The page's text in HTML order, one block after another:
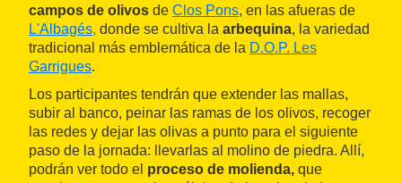
campos de olivos de Clos Pons, en las afueras de
L'Albagés, donde se cultiva la arbequina, la variedad
tradicional más emblemática de la D.O.P. Les
Garrigues.
Los participantes tendrán que extender las mallas,
subir al banco, peinar las ramas de los olivos, recoger
las redes y dejar las olivas a punto para el siguiente
paso de la jornada: llevarlas al molino de piedra. Allí,
podrán ver todo el proceso de molienda, que